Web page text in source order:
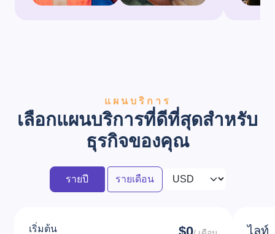
แผนบริการ
เลือกแผนบริการที่ดีที่สุดสำหรับ
ธุรกิจของคุณ
รายปี รายเดือน
เริ่มต้น ไลท์